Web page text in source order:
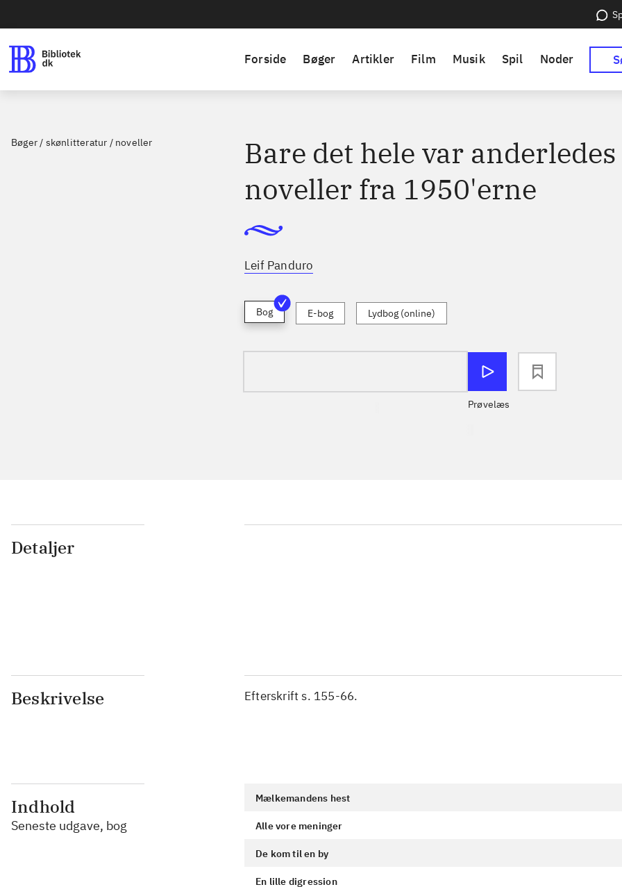
Forside Bøger Artikler Film Musik Spil Noder
Bøger / skønlitteratur / noveller
Bare det hele var
noveller fra 1950'erne
Leif Panduro
Bog E-bog Lydbog (online)
Prøvelæs
Detaljer
Beskrivelse Efterskrift s. 155-66.
Indhold
Seneste udgave, bog
Mælkemandens hest
Alle vore meninger
De kom til en by
En lille digression